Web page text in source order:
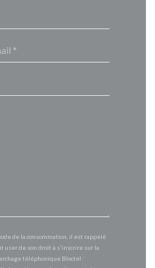
de la consommation, il est rappelé
user de son droit à s'inscrire sur la
téléphonique Bloctel :